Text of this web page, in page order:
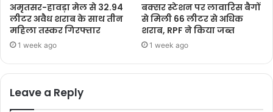
अमृतसर-हावड़ा मेल से 32.94
लीटर अवैध शराब के साथ तीन
महिला तस्कर गिरफ्तार
1 week ago
बक्सर स्टेशन पर लावारिस बैगों
से मिली 66 लीटर से अधिक
शराब, RPF ने किया जब्त
1 week ago
Leave a Reply